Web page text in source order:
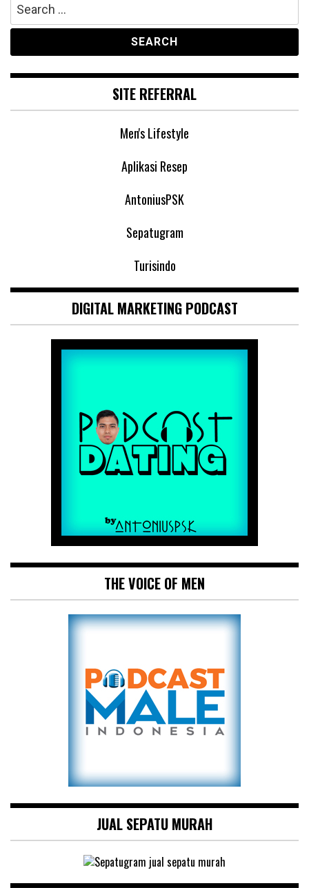
for:
SITE REFERRAL
Men's Lifestyle
Aplikasi Resep
AntoniusPSK
Sepatugram
Turisindo
DIGITAL MARKETING PODCAST
THE VOICE OF MEN
JUAL SEPATU MURAH